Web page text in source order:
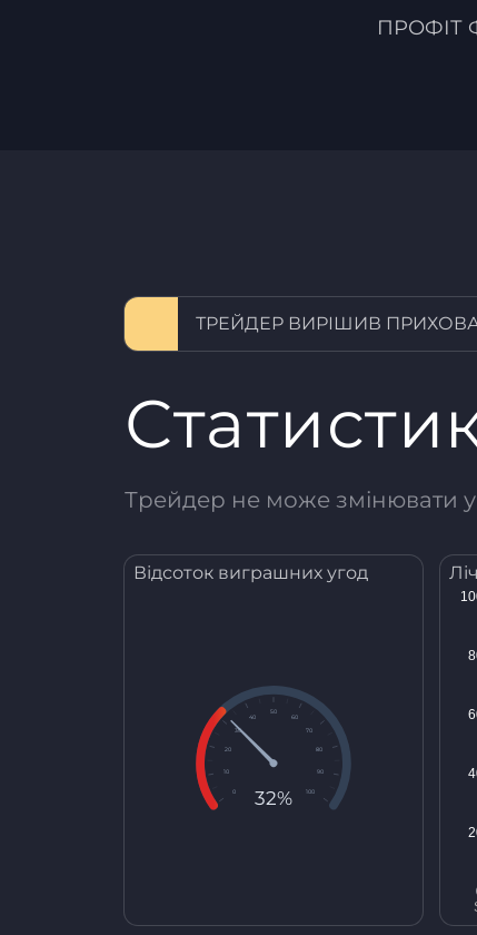
ПРОФІТ
ТРЕЙДЕР ВИРІШИВ
Трейдер не може змінювати
Відсоток виграшних угод
0
10
20
30
40
50
60
70
80
90
100
32%